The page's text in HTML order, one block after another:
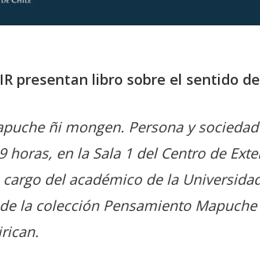
presentan libro sobre el sentido
ñi mongen. Persona y
horas, en la Sala 1 del Centro de
del académico de la
la colección Pensamiento